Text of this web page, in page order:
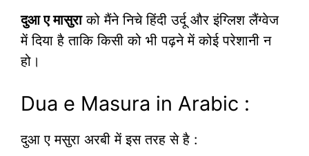
दुआ ए मासुराको मैंने निचे हिंदी उर्दू और इंग्लिश लैंग्वेज
में दिया है ताकि किसी को भी पढ़ने में कोई परेशानी न
हो।
Dua e Masura in Arabic :
दुआ ए मसुरा अरबी में इस तरह से है :